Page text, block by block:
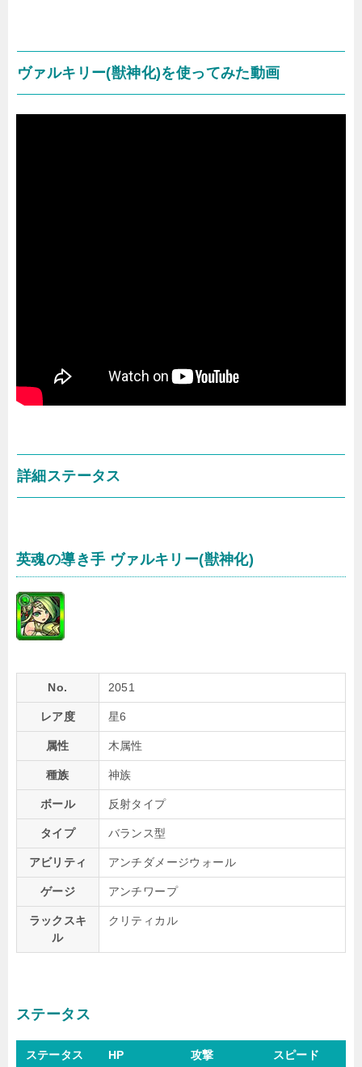
ヴァルキリー(獣神化)を使ってみた動画
詳細ステータス
英魂の導き手 ヴァルキリー(獣神化)
No. 2051
レア度 星6
属性 木属性
種族 神族
ボール 反射タイプ
タイプ バランス型
アビリティ アンチダメージウォール
ゲージ アンチワープ
ラックスキ
ル
クリティカル
ステータス
ステータス HP 攻撃 スピード